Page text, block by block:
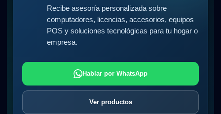
Recibe asesoría personalizada sobre
computadores, licencias, accesorios, equipos
POS y soluciones tecnológicas para tu hogar o
empresa.
Hablar por WhatsApp
Ver productos